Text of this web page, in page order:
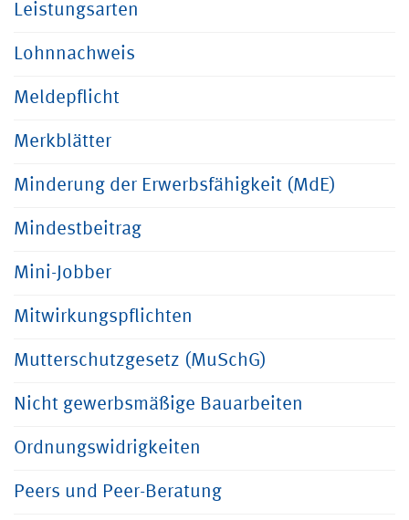
Leistungsarten
Lohnnachweis
Meldepflicht
Merkblätter
Minderung der Erwerbsfähigkeit (MdE)
Mindestbeitrag
Mini-Jobber
Mitwirkungspflichten
Mutterschutzgesetz (MuSchG)
Nicht gewerbsmäßige Bauarbeiten
Ordnungswidrigkeiten
Peers und Peer-Beratung